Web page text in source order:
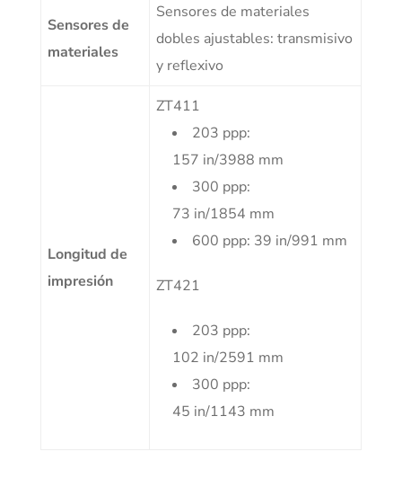
Sensores de
materiales
Sensores de materiales
dobles ajustables: transmisivo
y reflexivo
Longitud de
impresión
ZT411
203 ppp:
157 in/3988 mm
300 ppp:
73 in/1854 mm
600 ppp: 39 in/991 mm
ZT421
203 ppp:
102 in/2591 mm
300 ppp:
45 in/1143 mm